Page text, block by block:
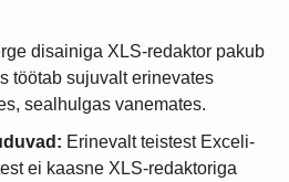
disainiga XLS-redaktor pakub
töötab sujuvalt erinevates
sealhulgas vanemates.
Erinevalt teistest Exceli-
ei kaasne XLS-redaktoriga